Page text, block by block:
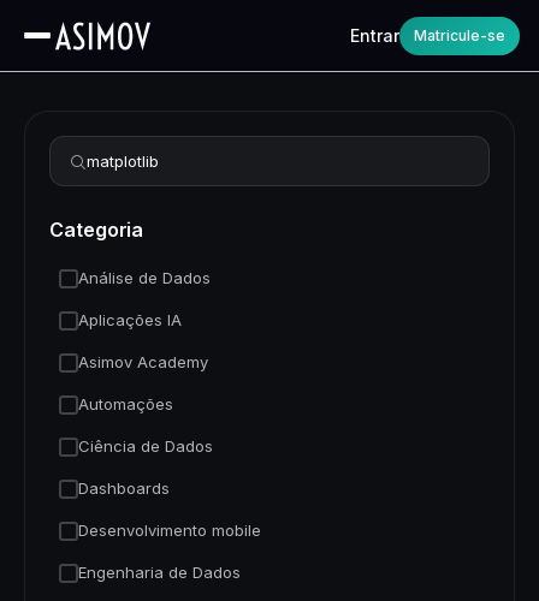
Entrar Matricule-se
Refinar busca
Categoria
Análise de Dados
Aplicações IA
Asimov Academy
Automações
Ciência de Dados
Dashboards
Desenvolvimento mobile
Engenharia de Dados